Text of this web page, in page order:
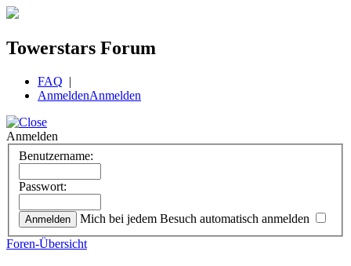
Towerstars Forum
FAQ |
AnmeldenAnmelden
Anmelden
Benutzername:
Passwort:
Mich bei jedem Besuch automatisch anmelden
Foren-Übersicht